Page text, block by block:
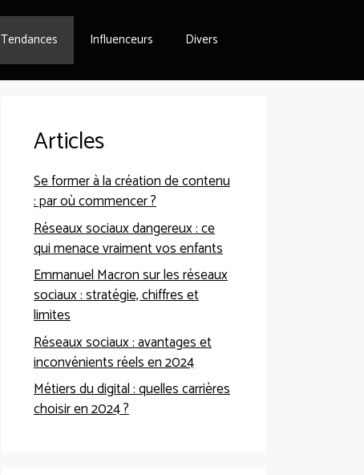
Tendances Influenceurs Divers
Articles
Se former à la création de contenu
: par où commencer ?
Réseaux sociaux dangereux : ce
qui menace vraiment vos enfants
Emmanuel Macron sur les réseaux
sociaux : stratégie, chiffres et
limites
Réseaux sociaux : avantages et
inconvénients réels en 2024
Métiers du digital : quelles carrières
choisir en 2024 ?